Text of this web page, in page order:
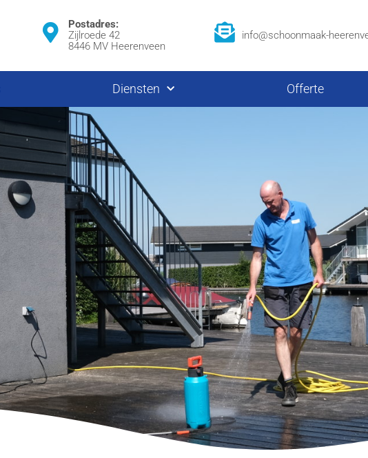
Postadres:
Zijlroede 42
8446 MV Heerenveen
info@schoonmaak-
Diensten Offerte